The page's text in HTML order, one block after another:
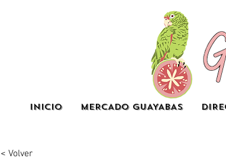
INICIO MERCADO GUAYABAS
< Volver